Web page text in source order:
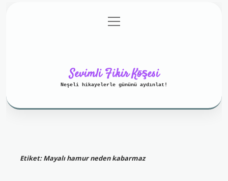
Gizlilik Politikası
menüyü
aç
Sevimli Fikir Köşesi
Neşeli hikayelerle gününü aydınlat!
Etiket:Mayalı hamur neden kabarmaz